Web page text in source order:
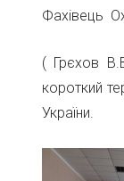
Фахівець
( Грєхов
короткий
України.